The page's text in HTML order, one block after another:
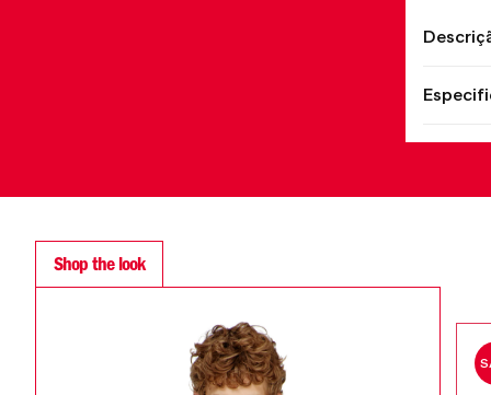
Shop the look